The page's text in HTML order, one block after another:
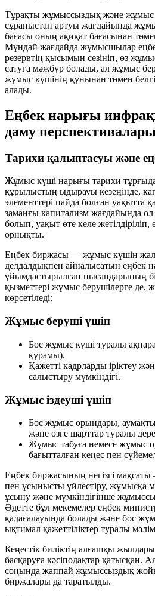
Тұрақты жұмыссыздық және
сұраныстан артуы жағдайында
бағасы оның ақиқат бағасынан
Мұндай жағдайда жұмысшылар
резервтің қысымын сезініп, өз
сатуға мәжбүр болады, ал жұмыс
жұмыс күшінің құнынан төмен
алады.
Еңбек нарығы
даму перспективалары
Тарихи қалыптасуы және
Жұмыс күші нарығы тарихи
құрылыстың ыдырауы кезеңінде,
элементтері пайда болған уақытта
заманғы капитализм жағдайында
болып, уақыт өте келе
орнықты.
Еңбек биржасы — жұмыс күшін
делдалдықпен айналысатын еңбек
ұйымдастырылған нысандарының
қызметтері жұмыс берушілерге де,
көрсетіледі:
Жұмыс беруші үшін
Бос жұмыс күші туралы
құрамы).
Қажетті кадрларды іріктеу
салыстыру мүмкіндігі.
Жұмыс іздеуші үшін
Бос жұмыс орындары,
және өзге шарттар туралы
Жұмыс табуға немесе жұмыс
бағытталған кеңес пен
Еңбек биржасының негізгі
пен ұсынысты үйлестіру, жұмысқа
ұсыну және мүмкіндігінше
Әдетте бұл мекемелер еңбек
қадағалауында болады және бос
ықтимал қажеттіліктер туралы
Кеңестік биліктің алғашқы
басқаруға кәсіподақтар қатысқан.
соңында жаппай жұмыссыздық
биржалары да таратылды.